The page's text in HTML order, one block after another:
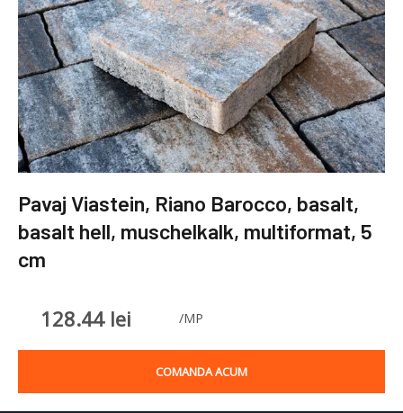
Pavaj Viastein, Riano Barocco, basalt,
basalt hell, muschelkalk, multiformat, 5
cm
128.44 lei /MP
COMANDA ACUM